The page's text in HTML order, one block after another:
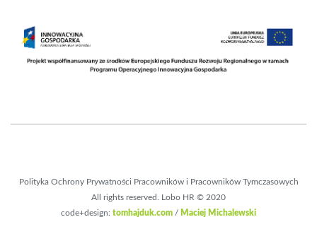
Polityka Ochrony Prywatności Pracowników i Pracowników Tymczasowych
All rights reserved. Lobo HR © 2020
code+design: tomhajduk.com / Maciej Michalewski